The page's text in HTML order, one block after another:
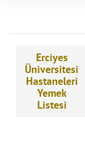
Erciyes
Üniversitesi
Hastaneleri
Yemek
Listesi